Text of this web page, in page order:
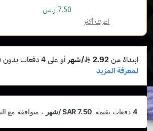
7.50 ر.س على
الإسلاميةاعرف أكثر